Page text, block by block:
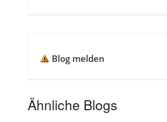
Blog melden
Ähnliche Blogs